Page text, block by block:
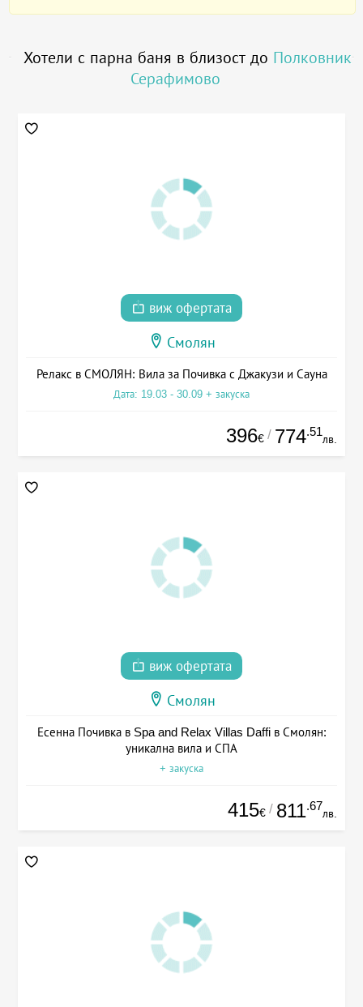
Хотели с парна баня в близост до Полковник
Серафимово
виж офертата
Смолян
Релакс в СМОЛЯН: Вила за Почивка с Джакузи и Сауна
Дата: 19.03 - 30.09 + закуска
396€ / 774.51
лв.
виж офертата
Смолян
Есенна Почивка в Spa and Relax Villas Daffi в Смолян:
уникална вила и СПА
+ закуска
415€ / 811.67
лв.